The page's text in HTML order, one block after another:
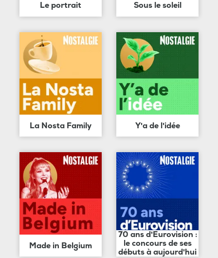
Le portrait Sous le soleil
La Nosta Family Y'a de l'idée
Made in Belgium
70 ans d'Eurovision :
le concours de ses
débuts à aujourd'hui